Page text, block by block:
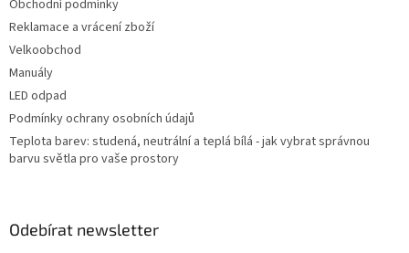
Obchodní podmínky
Reklamace a vrácení zboží
Velkoobchod
Manuály
LED odpad
Podmínky ochrany osobních údajů
Teplota barev: studená, neutrální a teplá bílá - jak vybrat správnou
barvu světla pro vaše prostory
Odebírat newsletter